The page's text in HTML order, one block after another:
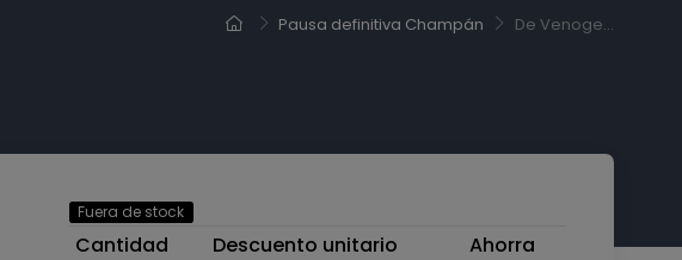
Pausa definitiva Champán De Venoge...
Fuera de stock
Cantidad Descuento unitario
Ahorra